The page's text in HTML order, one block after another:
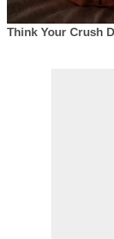
Think Your Crush